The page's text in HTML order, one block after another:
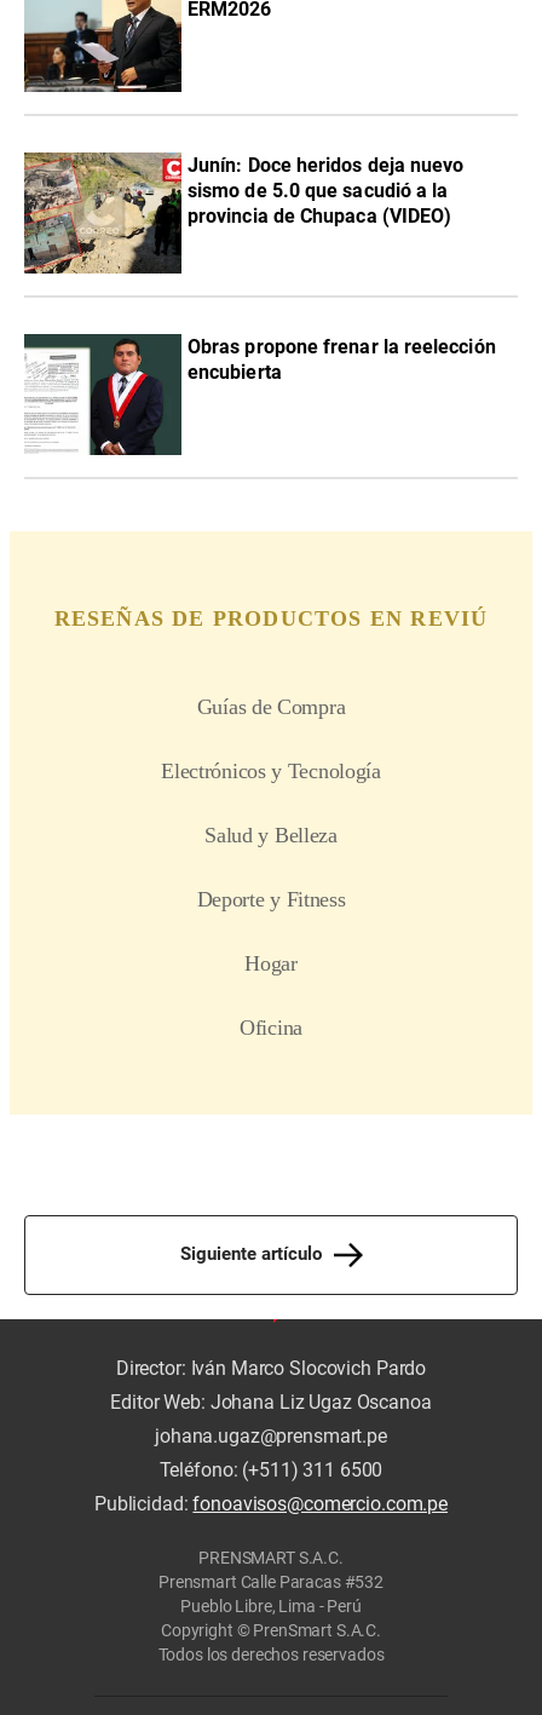
ERM2026
Junín: Doce heridos deja nuevo
sismo de 5.0 que sacudió a la
provincia de Chupaca (VIDEO)
Obras propone frenar la reelección
encubierta
Siguiente artículo
Director: Iván Marco Slocovich Pardo
Editor Web: Johana Liz Ugaz Oscanoa
johana.ugaz@prensmart.pe
Teléfono: (+511) 311 6500
Publicidad:fonoavisos@comercio.com.pe
PRENSMART S.A.C.
Prensmart Calle Paracas #532
Pueblo Libre, Lima - Perú
Copyright © PrenSmart S.A.C.
Todos los derechos reservados